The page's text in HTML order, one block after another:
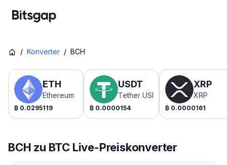
/ Konverter / BCH
ETH
Ethereum
₿ 0.0295119
USDT
Tether USDt
₿ 0.0000154
XRP
XRP
₿ 0.0000161
BCH zu BTC Live-Preiskonverter